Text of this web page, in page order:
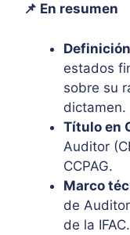
📌 En resumen
estados
sobre su
dictamen.
Título en
Auditor
CCPAG.
Marco
de
de la IFAC.